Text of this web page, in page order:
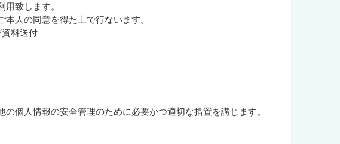
致します。
人の同意を得た上で行ないます。
資料送付
個人情報の安全管理のために必要かつ適切な措置を講じます。